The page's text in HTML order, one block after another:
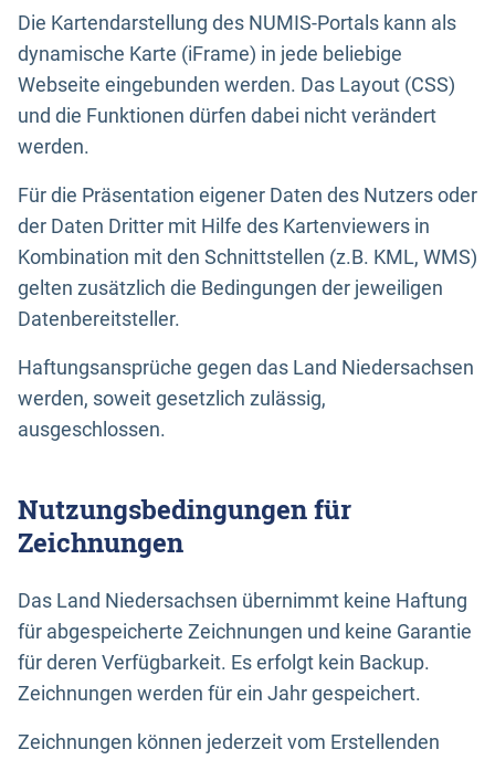
Die Kartendarstellung des NUMIS-Portals kann als
dynamische Karte (iFrame) in jede beliebige
Webseite eingebunden werden. Das Layout (CSS)
und die Funktionen dürfen dabei nicht verändert
werden.
Für die Präsentation eigener Daten des Nutzers oder
der Daten Dritter mit Hilfe des Kartenviewers in
Kombination mit den Schnittstellen (z.B. KML, WMS)
gelten zusätzlich die Bedingungen der jeweiligen
Datenbereitsteller.
Haftungsansprüche gegen das Land Niedersachsen
werden, soweit gesetzlich zulässig,
ausgeschlossen.
Nutzungsbedingungen für
Zeichnungen
Das Land Niedersachsen übernimmt keine Haftung
für abgespeicherte Zeichnungen und keine Garantie
für deren Verfügbarkeit. Es erfolgt kein Backup.
Zeichnungen werden für ein Jahr gespeichert.
Zeichnungen können jederzeit vom Erstellenden